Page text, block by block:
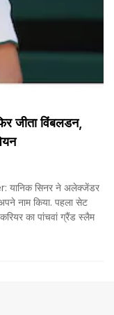
जीता विंबलडन,
सिनर ने अलेक्जेंडर
नाम किया. पहला सेट
का पांचवां ग्रैंड स्लैम